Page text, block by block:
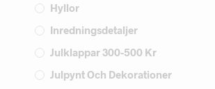
Hyllor
Inredningsdetaljer
Julklappar 300-500 Kr
Julpynt Och Dekorationer